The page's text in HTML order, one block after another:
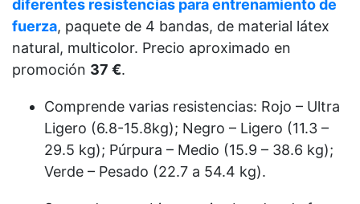
diferentes resistencias para entrenamiento de
fuerza, paquete de 4 bandas, de material látex
natural, multicolor. Precio aproximado en
promoción 37 €.
Comprende varias resistencias: Rojo – Ultra
Ligero (6.8-15.8kg); Negro – Ligero (11.3 –
29.5 kg); Púrpura – Medio (15.9 – 38.6 kg);
Verde – Pesado (22.7 a 54.4 kg).